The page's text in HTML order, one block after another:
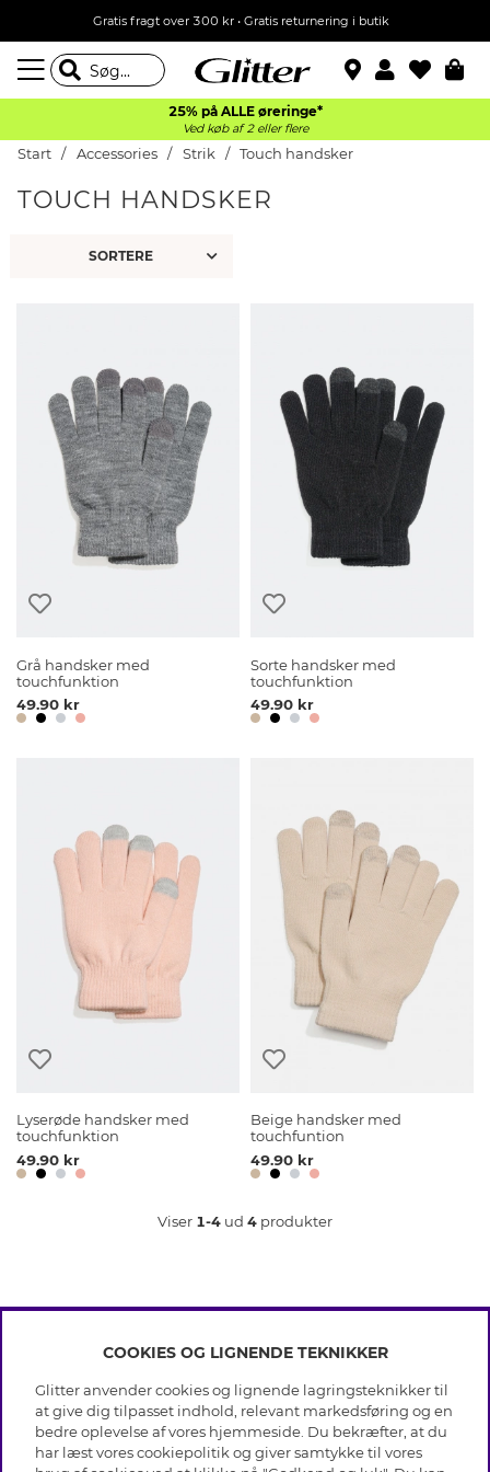
Gratis fragt over 300 kr • Gratis returnering i butik
25% på ALLE øreringe*
Ved køb af 2 eller flere
Start Accessories Strik Touch handsker
TOUCH HANDSKER
Grå handsker med
touchfunktion
49.90 kr
Sorte handsker med
touchfunktion
49.90 kr
Lyserøde handsker med
touchfunktion
49.90 kr
Beige handsker med
touchfuntion
49.90 kr
Viser 1-4 ud 4 produkter
INFO
Betingelser
Databeskyttelsespolitik
Cookies
OM GLITTER
Black Friday
COOKIES OG LIGNENDE TEKNIKKER
Glitter anvender cookies og lignende lagringsteknikker til
at give dig tilpasset indhold, relevant markedsføring og en
bedre oplevelse af vores hjemmeside. Du bekræfter, at du
har læst vores cookiepolitik og giver samtykke til vores